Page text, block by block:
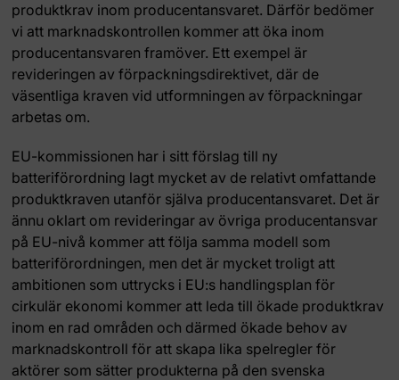
produktkrav inom producentansvaret. Därför bedömer
vi att marknadskontrollen kommer att öka inom
producentansvaren framöver. Ett exempel är
revideringen av förpackningsdirektivet, där de
väsentliga kraven vid utformningen av förpackningar
arbetas om.
EU-kommissionen har i sitt förslag till ny
batteriförordning lagt mycket av de relativt omfattande
produktkraven utanför själva producentansvaret. Det är
ännu oklart om revideringar av övriga producentansvar
på EU-nivå kommer att följa samma modell som
batteriförordningen, men det är mycket troligt att
ambitionen som uttrycks i EU:s handlingsplan för
cirkulär ekonomi kommer att leda till ökade produktkrav
inom en rad områden och därmed ökade behov av
marknadskontroll för att skapa lika spelregler för
aktörer som sätter produkterna på den svenska